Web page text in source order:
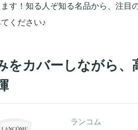
す！知る人ぞ知る名品から、注目
ください♪
をカバーしながら
ランコム